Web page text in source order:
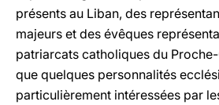
présents au Liban, des
majeurs et des évêques
patriarcats catholiques du
que quelques personnalités
particulièrement intéressées par